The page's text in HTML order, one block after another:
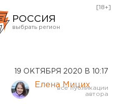
РОССИЯ
Курган
Оренбург
[18+]
19 ОКТЯБРЯ 2020 В 10:17
Елена Мицих